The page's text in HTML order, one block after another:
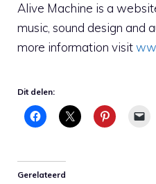
Alive Machine is a
music, sound design and
more information visit
Dit delen:
Gerelateerd